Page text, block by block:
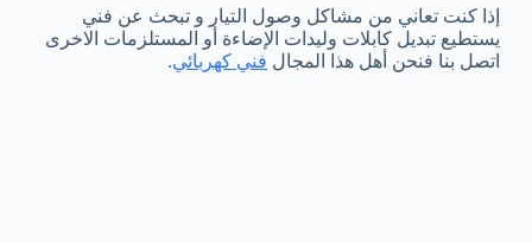
إذا كنت تعاني من مشاكل وصول التيار و تبحث عن فني
يستطيع تبديل كابلات وليدات الإضاءة أو المستلزمات الاخرى
اتصل بنا فنحن أهل هذا المجال فني كهربائي.